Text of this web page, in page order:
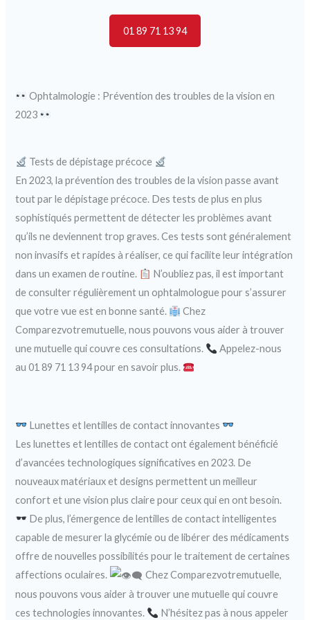
01 89 71 13 94
Ophtalmologie : Prévention des troubles de la vision en
2023
Tests de dépistage précoce
En 2023, la prévention des troubles de la vision passe avant
tout par le dépistage précoce. Des tests de plus en plus
sophistiqués permettent de détecter les problèmes avant
qu’ils ne deviennent trop graves. Ces tests sont généralement
non invasifs et rapides à réaliser, ce qui facilite leur intégration
dans un examen de routine.
N’oubliez pas, il est important
de consulter régulièrement un ophtalmologue pour s’assurer
que votre vue est en bonne santé.
Chez
Comparezvotremutuelle, nous pouvons vous aider à trouver
une mutuelle qui couvre ces consultations.
Appelez-nous
au 01 89 71 13 94 pour en savoir plus.
Lunettes et lentilles de contact innovantes
Les lunettes et lentilles de contact ont également bénéficié
d’avancées technologiques significatives en 2023. De
nouveaux matériaux et designs permettent un meilleur
confort et une vision plus claire pour ceux qui en ont besoin.
De plus, l’émergence de lentilles de contact intelligentes
capable de mesurer la glycémie ou de libérer des médicaments
offre de nouvelles possibilités pour le traitement de certaines
affections oculaires.
Chez Comparezvotremutuelle,
nous pouvons vous aider à trouver une mutuelle qui couvre
ces technologies innovantes.
N’hésitez pas à nous appeler